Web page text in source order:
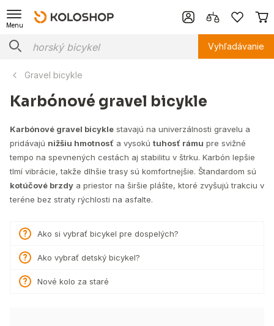
Menu
Vyhľadávanie
Gravel bicykle
Karbónové gravel bicykle
Karbónové gravel bicykle stavajú na univerzálnosti gravelu a
pridávajú nižšiu hmotnosť a vysokú tuhosť rámu pre svižné
tempo na spevnených cestách aj stabilitu v štrku. Karbón lepšie
tlmí vibrácie, takže dlhšie trasy sú komfortnejšie. Štandardom sú
kotúčové brzdy a priestor na širšie plášte, ktoré zvyšujú trakciu v
teréne bez straty rýchlosti na asfalte.
Ako si vybrať bicykel pre dospelých?
Ako vybrať detský bicykel?
Nové kolo za staré